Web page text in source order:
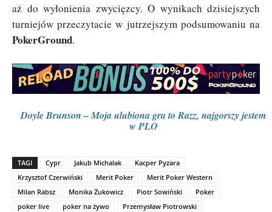
aż do wyłonienia zwycięzcy. O wynikach dzisiejszych
turniejów przeczytacie w jutrzejszym podsumowaniu na
PokerGround.
Doyle Brunson – Moja ulubiona gra to Razz, najgorszy jestem
w PLO
TAGI Cypr Jakub Michalak
Kacper Pyzara
Krzysztof Czerwiński
Merit Poker
Merit Poker Western
Milan Rabsz
Monika Żukowicz Piotr Sowiński
Poker
poker live
poker na żywo Przemysław Piotrowski